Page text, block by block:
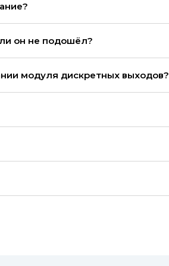
он не подошёл?
модуля дискретных выходов?